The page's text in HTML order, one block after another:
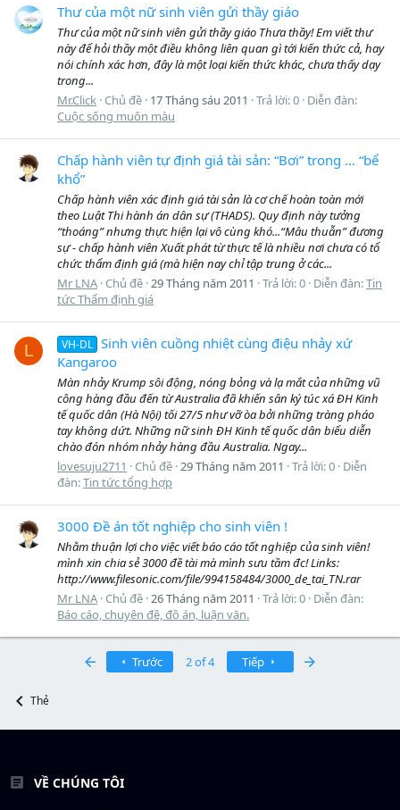
Thư của một nữ sinh viên gửi thầy giáo
Thư của một nữ sinh viên gửi thầy giáo Thưa thầy! Em viết thư
này để hỏi thầy một điều không liên quan gì tới kiến thức cả, hay
nói chính xác hơn, đây là một loại kiến thức khác, chưa thấy dạy
trong...
Mr.Click Chủ đề 17 Tháng sáu 2011 Trả lời: 0 Diễn đàn:
Cuộc sống muôn màu
Chấp hành viên tự định giá tài sản: “Bơi” trong … “bể
khổ”
Chấp hành viên xác định giá tài sản là cơ chế hoàn toàn mới
theo Luật Thi hành án dân sự (THADS). Quy định này tưởng
“thoáng” nhưng thực hiện lại vô cùng khó...“Mâu thuẫn” đương
sự - chấp hành viên Xuất phát từ thực tế là nhiều nơi chưa có tổ
chức thẩm định giá (mà hiện nay chỉ tập trung ở các...
Mr LNA Chủ đề 29 Tháng năm 2011 Trả lời: 0 Diễn đàn:Tin
tức Thẩm định giá
L VH-DL Sinh viên cuồng nhiệt cùng điệu nhảy xứ
Kangaroo
Màn nhảy Krump sôi động, nóng bỏng và lạ mắt của những vũ
công hàng đầu đến từ Australia đã khiến sân ký túc xá ĐH Kinh
tế quốc dân (Hà Nội) tối 27/5 như vỡ òa bởi những tràng pháo
tay không dứt. Những nữ sinh ĐH Kinh tế quốc dân biểu diễn
chào đón nhóm nhảy hàng đầu Australia. Ngay...
lovesuju2711
Chủ đề 29 Tháng năm 2011 Trả lời: 0 Diễn
đàn:Tin tức tổng hợp
3000 Đề án tốt nghiệp cho sinh viên !
Nhằm thuận lợi cho việc viết báo cáo tốt nghiệp của sinh viên!
mình xin chia sẻ 3000 đề tài mà mình sưu tầm đc! Links:
http://www.filesonic.com/file/994158484/3000_de_tai_TN.rar
Mr LNA Chủ đề 26 Tháng năm 2011 Trả lời: 0 Diễn đàn:
Báo cáo, chuyên đề, đồ án, luận văn.
Trước 2 of 4 Tiếp
Thẻ
VỀ CHÚNG TÔI